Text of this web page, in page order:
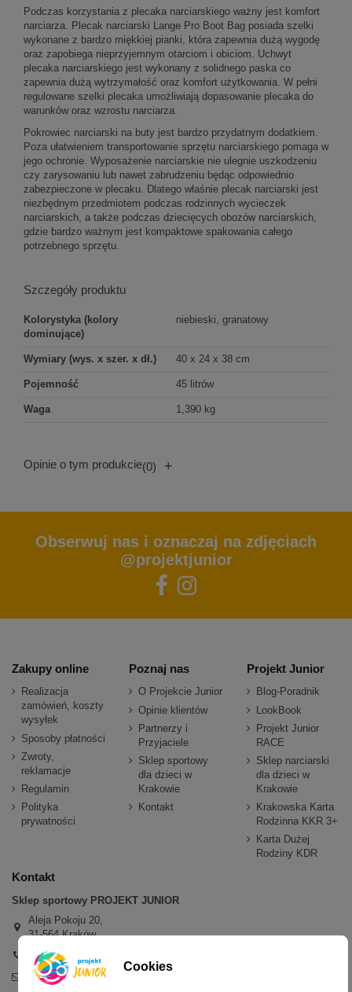
Podczas korzystania z plecaka narciarskiego ważny jest komfort
narciarza. Plecak narciarski Lange Pro Boot Bag posiada szelki
wykonane z bardzo miękkiej pianki, która zapewnia dużą wygodę
oraz zapobiega nieprzyjemnym otarciom i obiciom. Uchwyt
plecaka narciarskiego jest wykonany z solidnego paska co
zapewnia dużą wytrzymałość oraz komfort użytkowania. W pełni
regulowane szelki plecaka umożliwiają dopasowanie plecaka do
warunków oraz wzrostu narciarza.
Pokrowiec narciarski na buty jest bardzo przydatnym dodatkiem.
Poza ułatwieniem transportowanie sprzętu narciarskiego pomaga w
jego ochronie. Wyposażenie narciarskie nie ulegnie uszkodzeniu
czy zarysowaniu lub nawet zabrudzeniu będąc odpowiednio
zabezpieczone w plecaku. Dlatego właśnie plecak narciarski jest
niezbędnym przedmiotem podczas rodzinnych wycieczek
narciarskich, a także podczas dziecięcych obozów narciarskich,
gdzie bardzo ważnym jest kompaktowe spakowania całego
potrzebnego sprzętu.
Szczegóły produktu
Kolorystyka (kolory
dominujące)
niebieski, granatowy
Wymiary (wys. x szer. x dł.) 40 x 24 x 38 cm
Pojemność 45 litrów
Waga 1,390 kg
Opinie o tym produkcie(0) +
Obserwuj nas i oznaczaj na zdjęciach
@projektjunior
Zakupy online
Realizacja
zamówień, koszty
wysyłek
Sposoby płatności
Zwroty,
reklamacje
Regulamin
Polityka
prywatności
Poznaj nas
O Projekcie Junior
Opinie klientów
Partnerzy i
Przyjaciele
Sklep sportowy
dla dzieci w
Krakowie
Kontakt
Projekt Junior
Blog-Poradnik
LookBook
Projekt Junior
RACE
Sklep narciarski
dla dzieci w
Krakowie
Krakowska Karta
Rodzinna KKR 3+
Karta Dużej
Rodziny KDR
Kontakt
Sklep sportowy PROJEKT JUNIOR
Aleja Pokoju 20,
31-564 Kraków
+48 600 779 897
sklep@projektjunior.pl
Cookies